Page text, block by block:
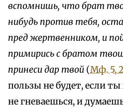
вспомнишь, что брат
нибудь против тебя,
пред жертвенником, и
примирись с братом
принеси дар твой (Мф. 5,
пользы не будет, если
не гневаешься, и